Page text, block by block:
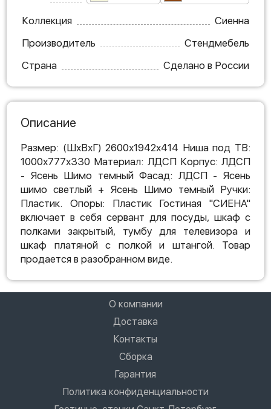
Коллекция
Сиенна
Производитель
Стендмебель
Страна
Сделано в России
Описание
Размер: (ШхВхГ) 2600х1942х414 Ниша под ТВ:
1000х777х330 Материал: ЛДСП Корпус: ЛДСП
- Ясень Шимо темный Фасад: ЛДСП - Ясень
шимо светлый + Ясень Шимо темный Ручки:
Пластик. Опоры: Пластик Гостиная "СИЕНА"
включает в себя сервант для посуды, шкаф с
полками закрытый, тумбу для телевизора и
шкаф платяной с полкой и штангой. Товар
продается в разобранном виде.
О компании
Доставка
Контакты
Сборка
Гарантия
Политика конфиденциальности